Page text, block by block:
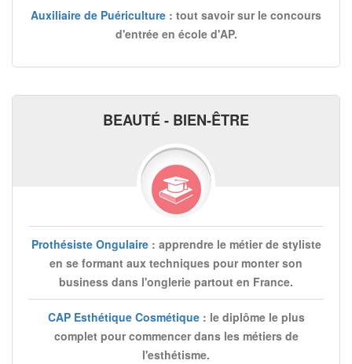
Auxiliaire de Puériculture : tout savoir sur le concours
d'entrée en école d'AP.
BEAUTÉ - BIEN-ÊTRE
Prothésiste Ongulaire: apprendre le métier de styliste
en se formant aux techniques pour monter son
business dans l'onglerie partout en France.
CAP Esthétique Cosmétique: le diplôme le plus
complet pour commencer dans les métiers de
l'esthétisme.